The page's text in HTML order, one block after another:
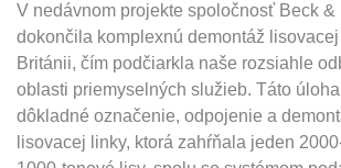
V nedávnom projekte spoločnosť Beck &
dokončila komplexnú demontáž
Británii, čím podčiarkla naše rozsiahle
oblasti priemyselných služieb. Táto
dôkladné označenie, odpojenie a
lisovacej linky, ktorá zahŕňala jeden